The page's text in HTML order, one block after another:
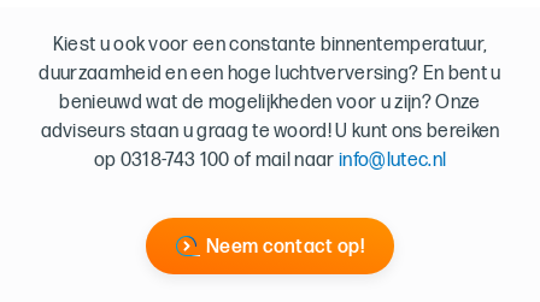
Kiest u ook voor een constante binnentemperatuur,
duurzaamheid en een hoge luchtverversing? En bent u
benieuwd wat de mogelijkheden voor u zijn? Onze
adviseurs staan u graag te woord! U kunt ons bereiken
op 0318-743 100 of mail naarinfo@lutec.nl
Neem contact op!